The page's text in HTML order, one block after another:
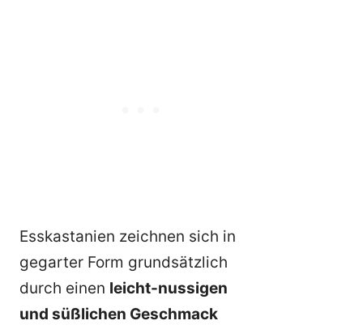
Esskastanien zeichnen sich in
gegarter Form grundsätzlich
durch einen leicht-nussigen
und süßlichen Geschmack